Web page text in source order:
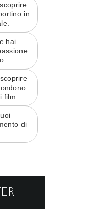
in
e hai
film.
di